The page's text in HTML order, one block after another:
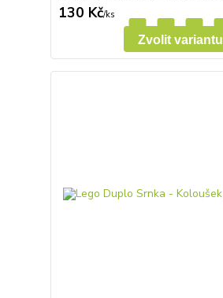
130 Kč/ks
Zvolit variantu